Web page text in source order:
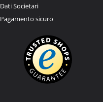
Dati Societari
Pagamento sicuro